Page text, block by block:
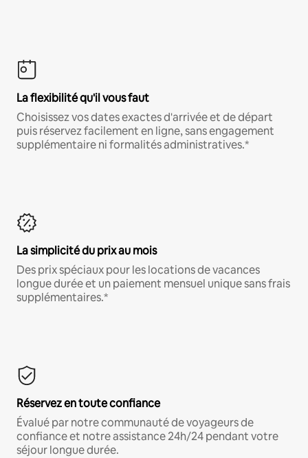
La flexibilité qu'il vous faut
Choisissez vos dates exactes d'arrivée et de départ
puis réservez facilement en ligne, sans engagement
supplémentaire ni formalités administratives.*
La simplicité du prix au mois
Des prix spéciaux pour les locations de vacances
longue durée et un paiement mensuel unique sans frais
supplémentaires.*
Réservez en toute confiance
Évalué par notre communauté de voyageurs de
confiance et notre assistance 24h/24 pendant votre
séjour longue durée.